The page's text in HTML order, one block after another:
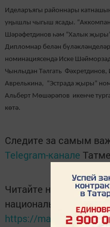
Иделаръягы районнары
уңышлы чыгыш ясады.
Шәрәфетдинов һәм “Халык
Дипломнар белән
номинациясендә Иске
Чынлыдан Тәлгать Фәхретдинов,
Аврелькина, “Эстрада җыры”
Альберт Мөшәрәпов икенче
көтә.
Следите за самым
Telegram-канале
Читайте новости
национальном
https://max.ru/tatmedia